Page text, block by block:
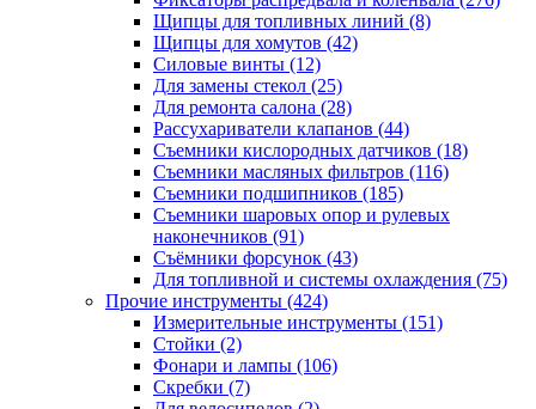
Щипцы для топливных линий (8)
Щипцы для хомутов (42)
Силовые винты (12)
Для замены стекол (25)
Для ремонта салона (28)
Рассухариватели клапанов (44)
Съемники кислородных датчиков (18)
Съемники масляных фильтров (116)
Съемники подшипников (185)
Съемники шаровых опор и рулевых
наконечников (91)
Съёмники форсунок (43)
Для топливной и системы охлаждения (75)
Прочие инструменты (424)
Измерительные инструменты (151)
Стойки (2)
Фонари и лампы (106)
Скребки (7)